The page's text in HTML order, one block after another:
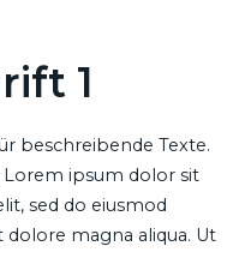
1
beschreibende Texte.
Lorem ipsum dolor sit
sed do eiusmod
magna aliqua. Ut